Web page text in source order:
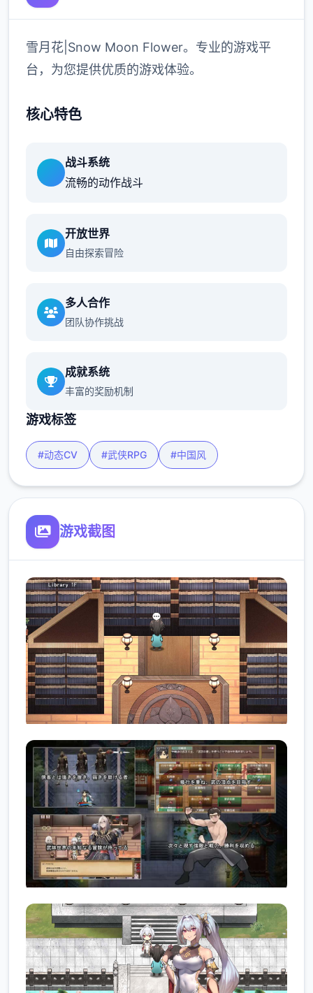
雪月花|Snow Moon Flower。专业的游戏平
台，为您提供优质的游戏体验。
核心特色
战斗系统
流畅的动作战斗
开放世界
自由探索冒险
多人合作
团队协作挑战
成就系统
丰富的奖励机制
游戏标签
#动态CV #武侠RPG #中国风
游戏截图